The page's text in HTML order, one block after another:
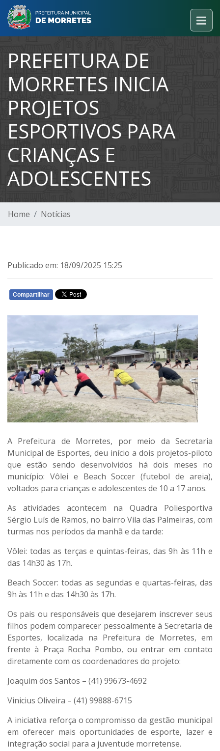
PREFEITURA DE
MORRETES INICIA
PROJETOS
ESPORTIVOS PARA
CRIANÇAS E
ADOLESCENTES
Home Notícias
Publicado em: 18/09/2025 15:25
Compartilhar
A Prefeitura de Morretes, por meio da Secretaria
Municipal de Esportes, deu início a dois projetos-piloto
que estão sendo desenvolvidos há dois meses no
município: Vôlei e Beach Soccer (futebol de areia),
voltados para crianças e adolescentes de 10 a 17 anos.
As atividades acontecem na Quadra Poliesportiva
Sérgio Luís de Ramos, no bairro Vila das Palmeiras, com
turmas nos períodos da manhã e da tarde:
Vôlei: todas as terças e quintas-feiras, das 9h às 11h e
das 14h30 às 17h.
Beach Soccer: todas as segundas e quartas-feiras, das
9h às 11h e das 14h30 às 17h.
Os pais ou responsáveis que desejarem inscrever seus
filhos podem comparecer pessoalmente à Secretaria de
Esportes, localizada na Prefeitura de Morretes, em
frente à Praça Rocha Pombo, ou entrar em contato
diretamente com os coordenadores do projeto:
Joaquim dos Santos – (41) 99673-4692
Vinicius Oliveira – (41) 99888-6715
A iniciativa reforça o compromisso da gestão municipal
em oferecer mais oportunidades de esporte, lazer e
integração social para a juventude morretense.